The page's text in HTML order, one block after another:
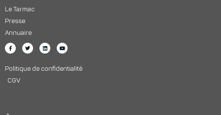
Le Tarmac
Presse
Annuaire
Politique de confidentialité
CGV